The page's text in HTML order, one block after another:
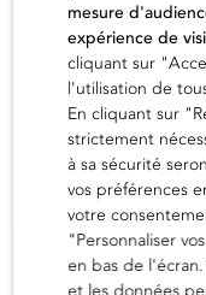
L'artiste
en savoir
mesure
expérience de
cliquant sur
l'utilisation de
En cliquant sur
strictement
à sa sécurité
vos préférences
votre
"Personnaliser
en bas de